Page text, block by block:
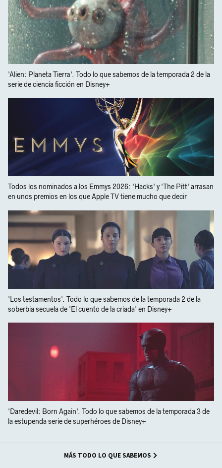
'Alien: Planeta Tierra'. Todo lo que sabemos de la temporada 2 de la
serie de ciencia ficción en Disney+
Todos los nominados a los Emmys 2026: 'Hacks' y 'The Pitt' arrasan
en unos premios en los que Apple TV tiene mucho que decir
'Los testamentos'. Todo lo que sabemos de la temporada 2 de la
soberbia secuela de 'El cuento de la criada' en Disney+
'Daredevil: Born Again'. Todo lo que sabemos de la temporada 3 de
la estupenda serie de superhéroes de Disney+
MÁS TODO LO QUE SABEMOS